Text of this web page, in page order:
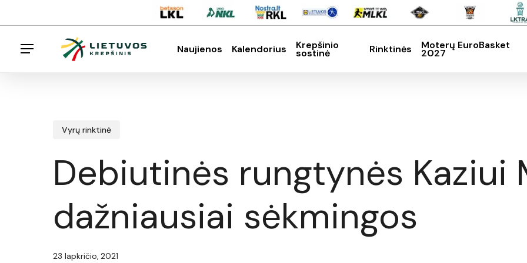
to
Menu
Naujienos Kalendorius Krepšinio
sostinė Rinktinės Moterų EuroBasket
2027
Vyrų rinktinė
Debiutinės rungtynės Kaziui
dažniausiai sėkmingos
23 lapkričio, 2021